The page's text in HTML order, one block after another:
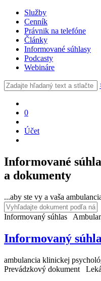
Služby
Cenník
Právnik na telefóne
Články
Informované súhlasy
Podcasty
Webináre
0
Účet
Informované
a dokumenty
...aby ste vy a vaša
Informovaný súhlas
Informovaný
ambulancia klinickej
Prevádzkový dokument